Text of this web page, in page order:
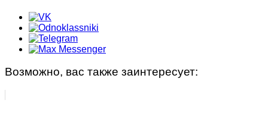
Возможно, вас также заинтересует: